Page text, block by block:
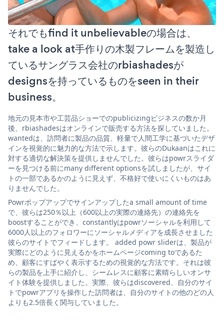
それでもfind it unbelievableの場合は、
take a look at手作りの木製フレームを製造し
ているサングラス会社のrbiashadesが
designsを持っているものをseen in their
business。
地元の見本市や工芸品ショーでのpublicizingビジネスの数か月
後、rbiashadesはオンラインで販売する方法を探していました。
wantedは、訪問者に製品の品質、軽量で人間工学に基づいたデザ
インを視覚的に魅力的な方法で示します。彼らのDukaanはこれに
対する適切な解決策を提供しませんでした。彼らはpowrスライダ
ーを見つける前にmany different optionsを試しましたが、サイ
トの一部であるかのように見えず、不格好で使いにくいものはあ
りませんでした。
Powrポップアップでサインアップしたa small amount of time
で、彼らは250％以上（600以上の実際の連絡先）の連絡先を
boostすることができ、constantlyはpowrソーシャルを利用して
6000人以上のフォロワーにソーシャルメディアを成長させました
彼らのサイトでフィードします。 added powr sliderは、製品が
実際にどのように見えるかをホームページcoming toであるた
め、顧客にすばやく表示するための視覚的な方法です。それは彼
らの製品を上手に紹介し、シームレスに顧客に素晴らしいオンサ
イト体験を提供しました。実際、彼らはdiscovered、自分のサイ
トでpowrアプリを操作した訪問者は、自分のサイトの他のどの人
よりも2.5倍長く関与していました。